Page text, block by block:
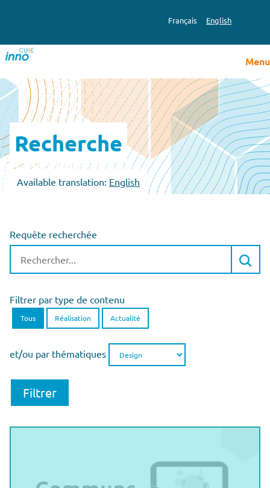
Français English
Menu
Recherche
Available translation: English
Requête recherchée
Filtrer par type de contenu
Tous Réalisation Actualité
et/ou par thématiques